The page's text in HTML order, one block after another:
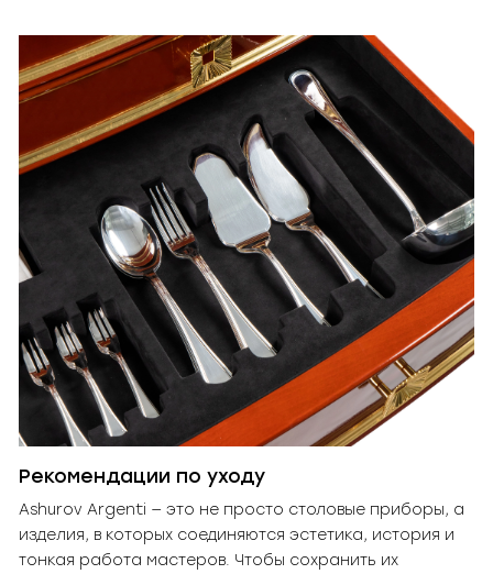
Рекомендации по уходу
Ashurov Argenti — это не просто столовые приборы, а
изделия, в которых соединяются эстетика, история и
тонкая работа мастеров. Чтобы сохранить их